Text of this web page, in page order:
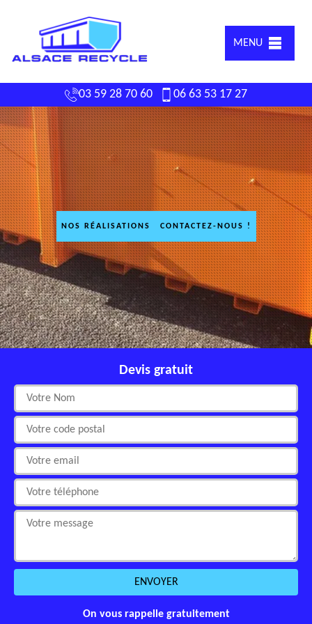
MENU
03 59 28 70 60 06 63 53 17 27
NOS RÉALISATIONS CONTACTEZ-NOUS !
Devis gratuit
On vous rappelle gratuitement